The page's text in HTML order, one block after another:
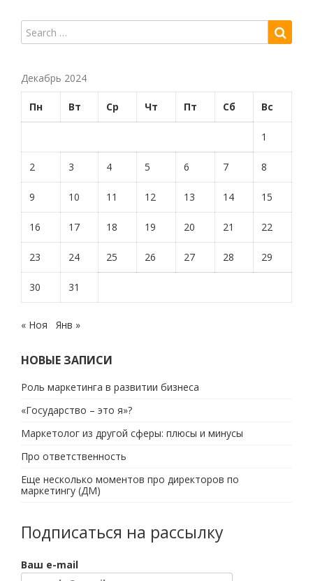
Декабрь 2024
Пн Вт Ср Чт Пт Сб Вс
1
2 3 4 5 6 7 8
9 10 11 12 13 14 15
16 17 18 19 20 21 22
23 24 25 26 27 28 29
30 31
« Ноя Янв »
НОВЫЕ ЗАПИСИ
Роль маркетинга в развитии бизнеса
«Государство – это я»?
Маркетолог из другой сферы: плюсы и минусы
Про ответственность
Еще несколько моментов про директоров по
маркетингу (ДМ)
Подписаться на рассылку
Ваш e-mail